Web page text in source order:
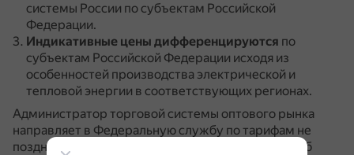
системы России по субъектам Российской
Федерации.
Индикативные цены дифференцируются по
субъектам Российской Федерации исходя из
особенностей производства электрической и
тепловой энергии в соответствующих регионах.
Администратор торговой системы оптового рынка
направляет в Федеральную службу по тарифам не
позднее 1 сентября текущего года информацию об